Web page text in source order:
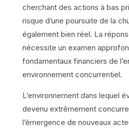
cherchant des actions à bas
risque d’une poursuite de la
également bien réel. La
nécessite un examen
fondamentaux financiers de
environnement concurrentiel.
L’environnement dans lequel
devenu extrêmement
l’émergence de nouveaux